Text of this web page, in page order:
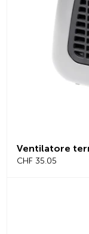
Ventilatore
CHF 35.05